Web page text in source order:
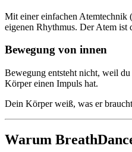
Mit einer einfachen Atemtechnik
eigenen Rhythmus. Der Atem ist
Bewegung von innen
Bewegung entsteht nicht, weil
Körper einen Impuls hat.
Dein Körper weiß, was er
Warum